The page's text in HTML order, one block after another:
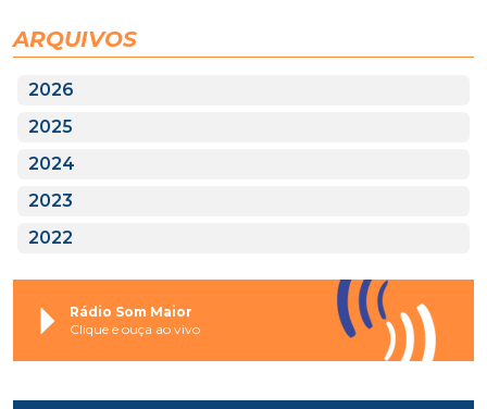
ARQUIVOS
2026
2025
2024
2023
2022
Rádio Som Maior
Clique e ouça ao vivo